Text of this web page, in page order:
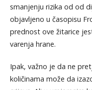
smanjenju rizika od od
objavljeno u časopisu
prednost ove žitarice
varenja hrane.
Ipak, važno je da ne
količinama može da